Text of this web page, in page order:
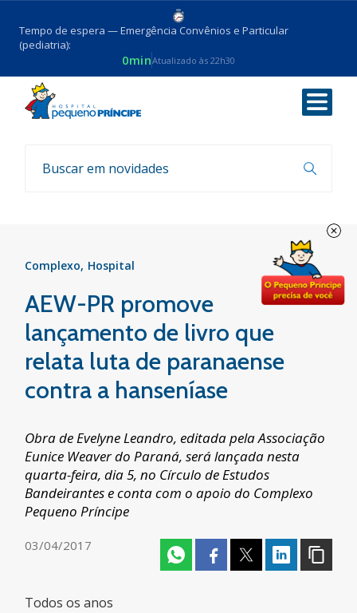
Tempo de espera — Emergência Convênios e Particular
(pediatria):
0minAtualizado às 22h30
Voltar
Notícias
Complexo Hospital
AEW-PR promove
lançamento de livro que
relata luta de paranaense
contra a hanseníase
Obra de Evelyne Leandro, editada pela Associação
Eunice Weaver do Paraná, será lançada nesta
quarta-feira, dia 5, no Círculo de Estudos
Bandeirantes e conta com o apoio do Complexo
Pequeno Príncipe
03/04/2017
Todos os anos